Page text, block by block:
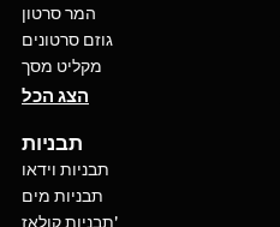
המר סרטון
גוזם סרטונים
מקליט מסך
הצג הכל
תבניות
תבניות וידאו
תבניות מים
תבניות קולאז'